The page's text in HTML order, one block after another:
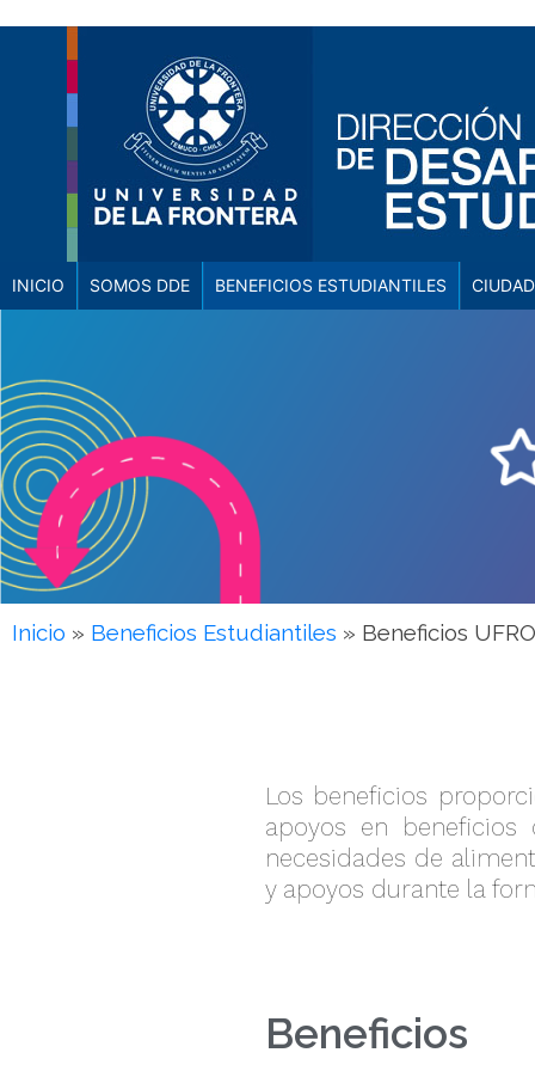
INICIO SOMOS DDE BENEFICIOS ESTUDIANTILES
Inicio » Beneficios Estudiantiles » Beneficios UFRO
Los beneficios
apoyos en
necesidades de
y apoyos durante la
Beneficios